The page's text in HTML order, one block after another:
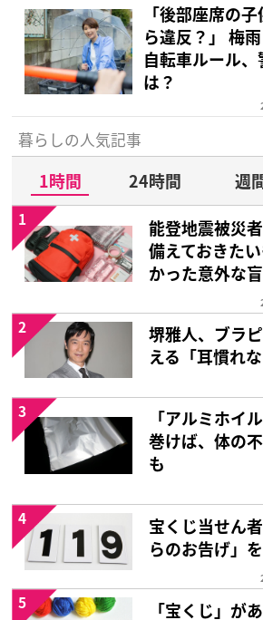
「後部座席の
ら違反？」 梅
自転車ルール
は？
暮らしの人気記事
1時間 24時間 週
能登地震被災
備えておきた
かった意外な
1
堺雅人、ブラ
える「耳慣れな
2
「アルミホイ
巻けば、体の
も
3
宝くじ当せん
らのお告げ」
4
「宝くじ」が
5